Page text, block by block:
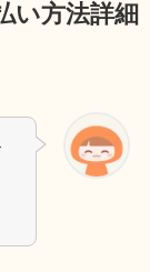
い方法詳細